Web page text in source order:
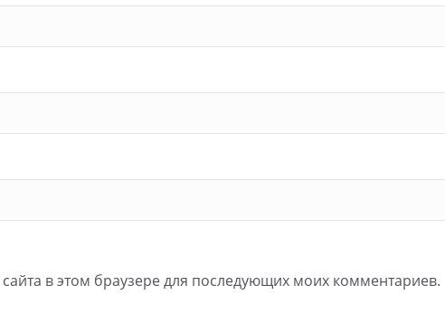
в этом браузере для последующих моих комментариев.